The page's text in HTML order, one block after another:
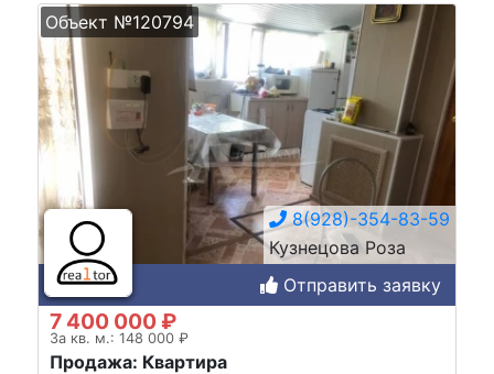
Объект №120794
8(928)-354-83-59
Кузнецова Роза
Отправить заявку
7 400 000 ₽
За кв. м.: 148 000 ₽
Продажа: Квартира